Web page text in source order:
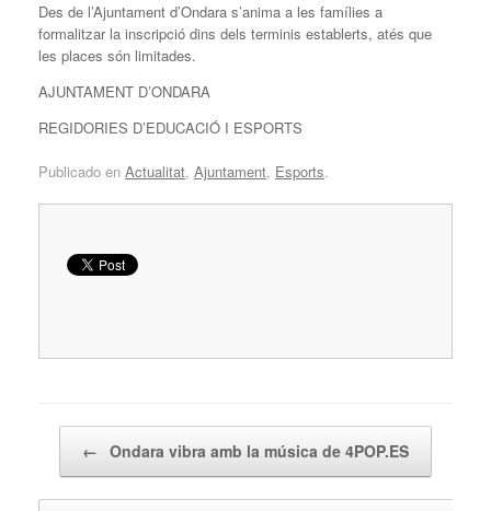
Des de l’Ajuntament d’Ondara s’anima a les famílies a
formalitzar la inscripció dins dels terminis establerts, atés que
les places són limitades.
AJUNTAMENT D’ONDARA
REGIDORIES D’EDUCACIÓ I ESPORTS
Publicado en Actualitat, Ajuntament, Esports.
← Ondara vibra amb la música de 4POP.ES